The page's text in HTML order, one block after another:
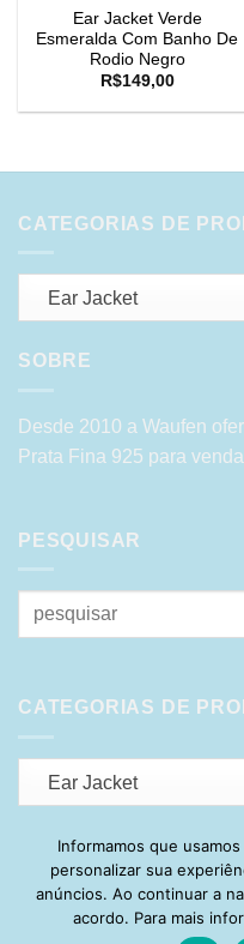
Ear Jacket Verde
Esmeralda Com Banho De
Rodio Negro
R$149,00
CATEGORIAS DE
Ear Jacket
SOBRE
Desde 2010 a Waufen
Prata Fina 925 para
PESQUISAR
Pesquisar
por:
CATEGORIAS DE
Ear Jacket
Visa
HOME SOBRE
TROCA E DEVOLUÇÃO
Informamos que
personalizar sua
anúncios. Ao continuar a
acordo. Para mais